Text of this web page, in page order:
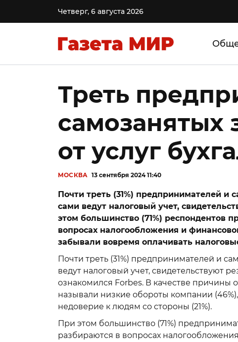
Четверг, 6 августа 2026
Треть
самозанятых
от услуг
МОСКВА 13 сентября 2024 11:40
Почти треть (31%) предпринимателей и
сами ведут налоговый учет,
этом большинство (71%) респондентов
вопросах налогообложения и
забывали вовремя оплачивать
Почти треть (31%) предпринимателей и
ведут налоговый учет, свидетельствуют
ознакомился Forbes. В качестве причины
называли низкие обороты компании
недоверие к людям со стороны (21%).
При этом большинство (71%)
разбираются в вопросах